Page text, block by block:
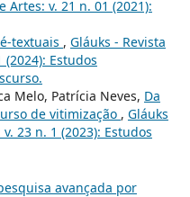
Artes: v. 21 n. 01 (2021):
textuais , Gláuks - Revista
Estudos
Melo, Patrícia Neves, Da
de vitimização , Gláuks
23 n. 1 (2023): Estudos
avançada por